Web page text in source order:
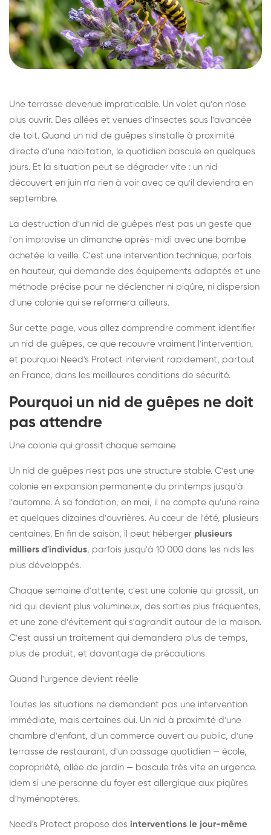
Une terrasse devenue impraticable. Un volet qu'on n'ose
plus ouvrir. Des allées et venues d'insectes sous l'avancée
de toit. Quand un nid de guêpes s'installe à proximité
directe d'une habitation, le quotidien bascule en quelques
jours. Et la situation peut se dégrader vite : un nid
découvert en juin n'a rien à voir avec ce qu'il deviendra en
septembre.
La destruction d'un nid de guêpes n'est pas un geste que
l'on improvise un dimanche après-midi avec une bombe
achetée la veille. C'est une intervention technique, parfois
en hauteur, qui demande des équipements adaptés et une
méthode précise pour ne déclencher ni piqûre, ni dispersion
d'une colonie qui se reformera ailleurs.
Sur cette page, vous allez comprendre comment identifier
un nid de guêpes, ce que recouvre vraiment l'intervention,
et pourquoi Need's Protect intervient rapidement, partout
en France, dans les meilleures conditions de sécurité.
Pourquoi un nid de guêpes ne doit
pas attendre
Une colonie qui grossit chaque semaine
Un nid de guêpes n'est pas une structure stable. C'est une
colonie en expansion permanente du printemps jusqu'à
l'automne. À sa fondation, en mai, il ne compte qu'une reine
et quelques dizaines d'ouvrières. Au cœur de l'été, plusieurs
centaines. En fin de saison, il peut héberger plusieurs
milliers d'individus, parfois jusqu'à 10 000 dans les nids les
plus développés.
Chaque semaine d'attente, c'est une colonie qui grossit, un
nid qui devient plus volumineux, des sorties plus fréquentes,
et une zone d'évitement qui s'agrandit autour de la maison.
C'est aussi un traitement qui demandera plus de temps,
plus de produit, et davantage de précautions.
Quand l'urgence devient réelle
Toutes les situations ne demandent pas une intervention
immédiate, mais certaines oui. Un nid à proximité d'une
chambre d'enfant, d'un commerce ouvert au public, d'une
terrasse de restaurant, d'un passage quotidien — école,
copropriété, allée de jardin — bascule très vite en urgence.
Idem si une personne du foyer est allergique aux piqûres
d'hyménoptères.
Need's Protect propose des interventions le jour-même